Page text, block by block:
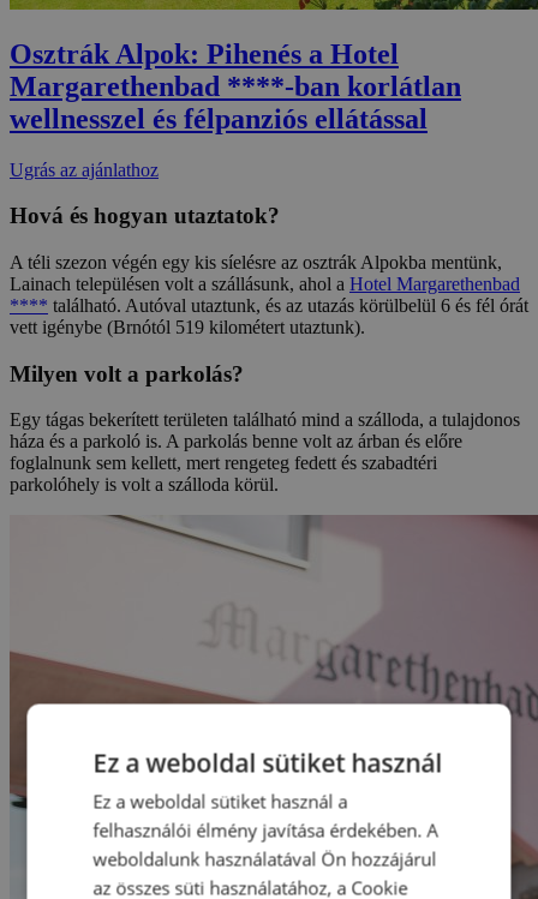
Osztrák Alpok: Pihenés a Hotel
Margarethenbad ****-ban korlátlan
wellnesszel és félpanziós ellátással
Ugrás az ajánlathoz
Hová és hogyan utaztatok?
A téli szezon végén egy kis síelésre az osztrák Alpokba mentünk,
Lainach településen volt a szállásunk, ahol a Hotel Margarethenbad
**** található. Autóval utaztunk, és az utazás körülbelül 6 és fél órát
vett igénybe (Brnótól 519 kilométert utaztunk).
Milyen volt a parkolás?
Egy tágas bekerített területen található mind a szálloda, a tulajdonos
háza és a parkoló is. A parkolás benne volt az árban és előre
foglalnunk sem kellett, mert rengeteg fedett és szabadtéri
parkolóhely is volt a szálloda körül.
Ez a weboldal sütiket használ
Ez a weboldal sütiket használ a
felhasználói élmény javítása érdekében. A
weboldalunk használatával Ön hozzájárul
az összes süti használatához, a Cookie